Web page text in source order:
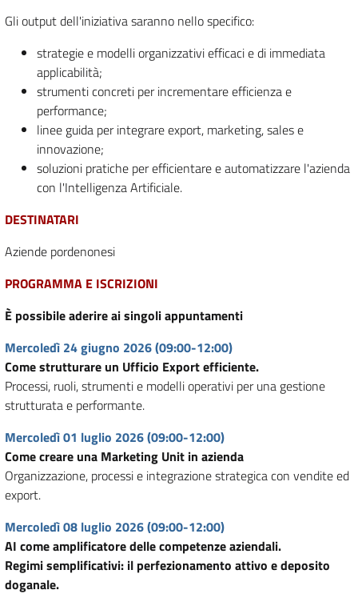
Gli output dell'iniziativa saranno nello specifico:
strategie e modelli organizzativi efficaci e di immediata
applicabilità;
strumenti concreti per incrementare efficienza e
performance;
linee guida per integrare export, marketing, sales e
innovazione;
soluzioni pratiche per efficientare e automatizzare l'azienda
con l'Intelligenza Artificiale.
DESTINATARI
Aziende pordenonesi
PROGRAMMA E ISCRIZIONI
È possibile aderire ai singoli appuntamenti
Mercoledì 24 giugno 2026 (09:00-12:00)
Come strutturare un Ufficio Export efficiente.
Processi, ruoli, strumenti e modelli operativi per una gestione
strutturata e performante.
Mercoledì 01 luglio 2026 (09:00-12:00)
Come creare una Marketing Unit in azienda
Organizzazione, processi e integrazione strategica con vendite ed
export.
Mercoledì 08 luglio 2026 (09:00-12:00)
AI come amplificatore delle competenze aziendali.
Regimi semplificativi: il perfezionamento attivo e deposito
doganale.